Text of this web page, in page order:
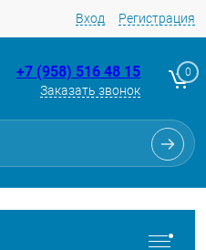
Вход Регистрация
+7 (958) 516 48 15
Заказать звонок
0